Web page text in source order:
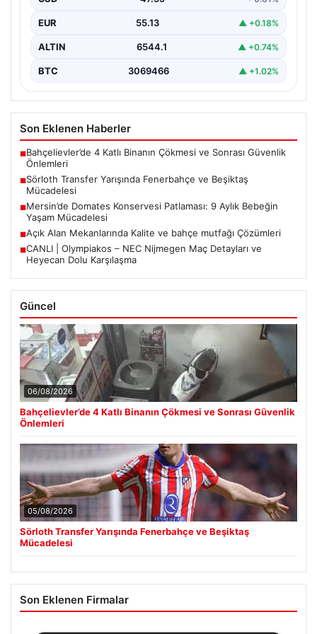
EUR 55.13 ▲ +0.18%
ALTIN 6544.1 ▲ +0.74%
BTC 3069466 ▲ +1.02%
Son Eklenen Haberler
■Bahçelievler’de 4 Katlı Binanın Çökmesi ve Sonrası Güvenlik
Önlemleri
■Sörloth Transfer Yarışında Fenerbahçe ve Beşiktaş
Mücadelesi
■Mersin’de Domates Konservesi Patlaması: 9 Aylık Bebeğin
Yaşam Mücadelesi
■Açık Alan Mekanlarında Kalite ve bahçe mutfağı Çözümleri
■CANLI | Olympiakos – NEC Nijmegen Maç Detayları ve
Heyecan Dolu Karşılaşma
Güncel
06/08/2026
Bahçelievler’de 4 Katlı Binanın Çökmesi ve Sonrası Güvenlik
Önlemleri
05/08/2026
Sörloth Transfer Yarışında Fenerbahçe ve Beşiktaş
Mücadelesi
Son Eklenen Firmalar